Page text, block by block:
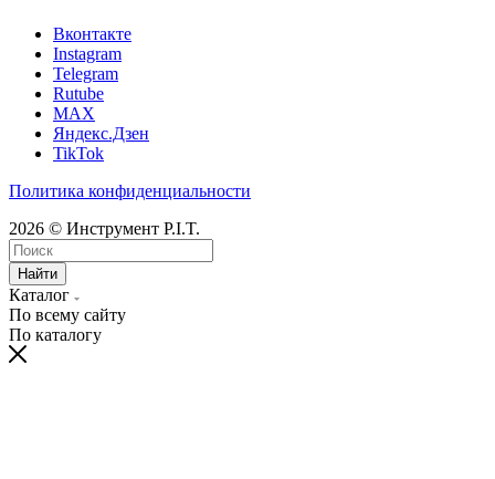
Вконтакте
Instagram
Telegram
Rutube
MAX
Яндекс.Дзен
TikTok
Политика конфиденциальности
2026 © Инструмент P.I.T.
Найти
Каталог
По всему сайту
По каталогу